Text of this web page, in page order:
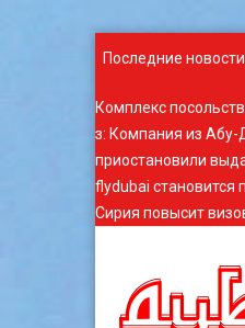
Последние новости
Комплекс
з: Компания из Абу-
приостановили
flydubai
Сирия повысит